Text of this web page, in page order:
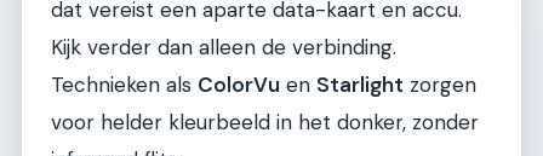
dat vereist een aparte data-kaart en accu.
Kijk verder dan alleen de verbinding.
Technieken als ColorVu en Starlight zorgen
voor helder kleurbeeld in het donker, zonder